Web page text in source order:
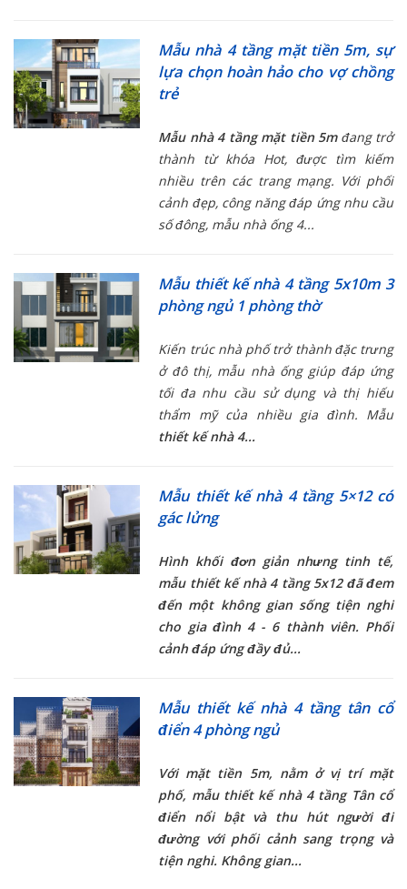
Mẫu nhà 4 tầng mặt tiền 5m, sự
lựa chọn hoàn hảo cho vợ chồng
trẻ
Mẫu nhà 4 tầng mặt tiền 5mđang trở
thành từ khóa Hot, được tìm kiếm
nhiều trên các trang mạng. Với phối
cảnh đẹp, công năng đáp ứng nhu cầu
số đông, mẫu nhà ống 4...
Mẫu thiết kế nhà 4 tầng 5x10m 3
phòng ngủ 1 phòng thờ
Kiến trúc nhà phố trở thành đặc trưng
ở đô thị, mẫu nhà ống giúp đáp ứng
tối đa nhu cầu sử dụng và thị hiếu
thẩm mỹ của nhiều gia đình. Mẫu
thiết kế nhà 4...
Mẫu thiết kế nhà 4 tầng 5×12 có
gác lửng
Hình khối đơn giản nhưng tinh tế,
mẫu thiết kế nhà 4 tầng 5x12đã đem
đến một không gian sống tiện nghi
cho gia đình 4 - 6 thành viên. Phối
cảnh đáp ứng đầy đủ...
Mẫu thiết kế nhà 4 tầng tân cổ
điển 4 phòng ngủ
Với mặt tiền 5m, nằm ở vị trí mặt
phố, mẫu thiết kế nhà 4 tầng Tân cổ
điển nổi bật và thu hút người đi
đường với phối cảnh sang trọng và
tiện nghi. Không gian...